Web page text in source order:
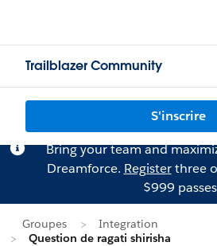
Trailblazer Community
S'inscrire
Bring your team and
Dreamforce. Registerthree
$999
Groupes
Integration
Question de ragati shirisha